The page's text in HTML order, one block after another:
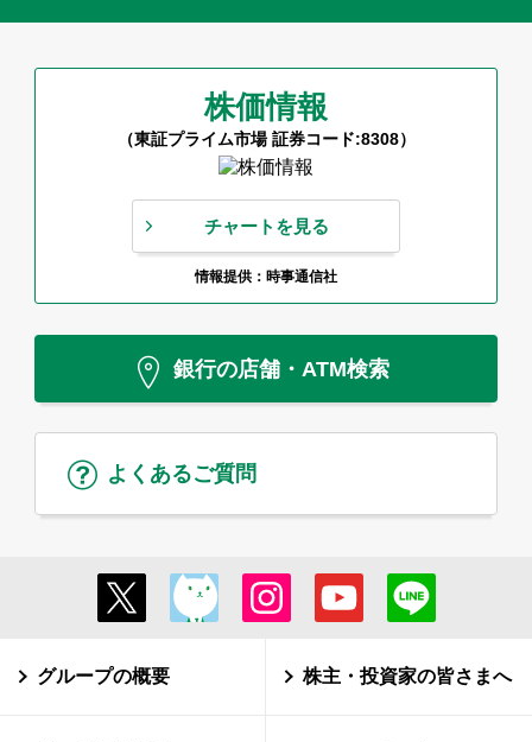
株価情報
（東証プライム市場 証券コード:8308）
チャートを見る
情報提供：時事通信社
銀行の店舗・ATM検索
よくあるご質問
グループの概要 株主・投資家の皆さまへ